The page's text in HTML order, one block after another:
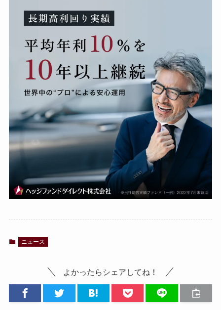
ニュース
よかったらシェアしてね！